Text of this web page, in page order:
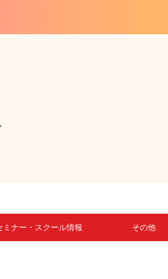
ミナー・スクール情報 その他